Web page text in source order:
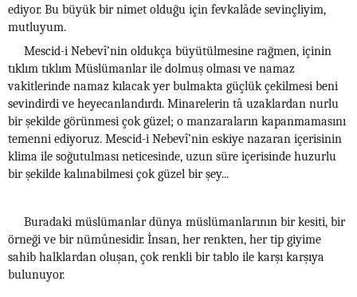
ediyor. Bu büyük bir nimet olduğu için fevkalâde sevinçliyim,
mutluyum.
Mescid-i Nebevî’nin oldukça büyütülmesine rağmen, içinin
tıklım tıklım Müslümanlar ile dolmuş olması ve namaz
vakitlerinde namaz kılacak yer bulmakta güçlük çekilmesi beni
sevindirdi ve heyecanlandırdı. Minarelerin tâ uzaklardan nurlu
bir şekilde görünmesi çok güzel; o manzaraların kapanmamasını
temenni ediyoruz. Mescid-i Nebevî’nin eskiye nazaran içerisinin
klima ile soğutulması neticesinde, uzun süre içerisinde huzurlu
bir şekilde kalınabilmesi çok güzel bir şey...
Buradaki müslümanlar dünya müslümanlarının bir kesiti, bir
örneği ve bir nümûnesidir. İnsan, her renkten, her tip giyime
sahib halklardan oluşan, çok renkli bir tablo ile karşı karşıya
bulunuyor.